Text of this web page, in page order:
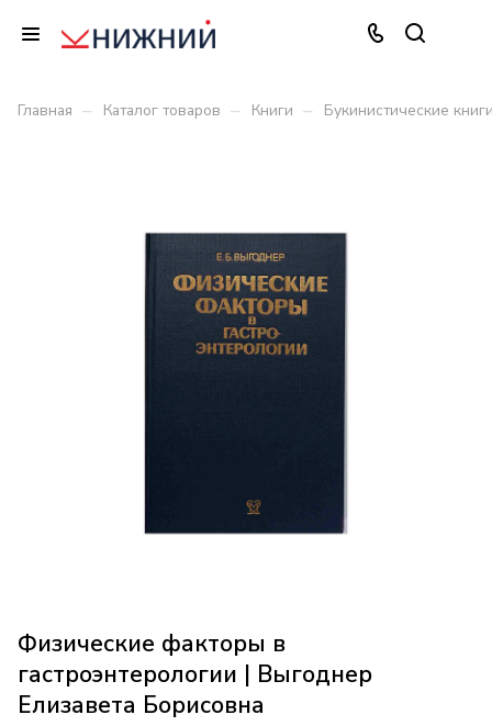
Главная – Каталог товаров – Книги – Букинистические
Физические факторы в
гастроэнтерологии | Выгоднер
Елизавета Борисовна